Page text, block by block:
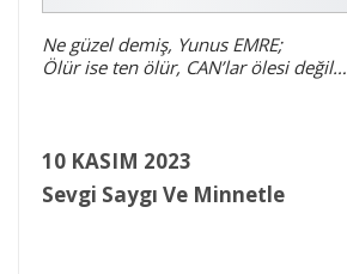
Ne güzel demiş, Yunus EMRE;
Ölür ise ten ölür, CAN’lar ölesi değil…
10 KASIM 2023
Sevgi Saygı Ve Minnetle